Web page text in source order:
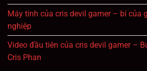
Máy tính của cris devil gamer – bí của
nghiệp
Video đầu tiên của cris devil gamer –
Cris Phan